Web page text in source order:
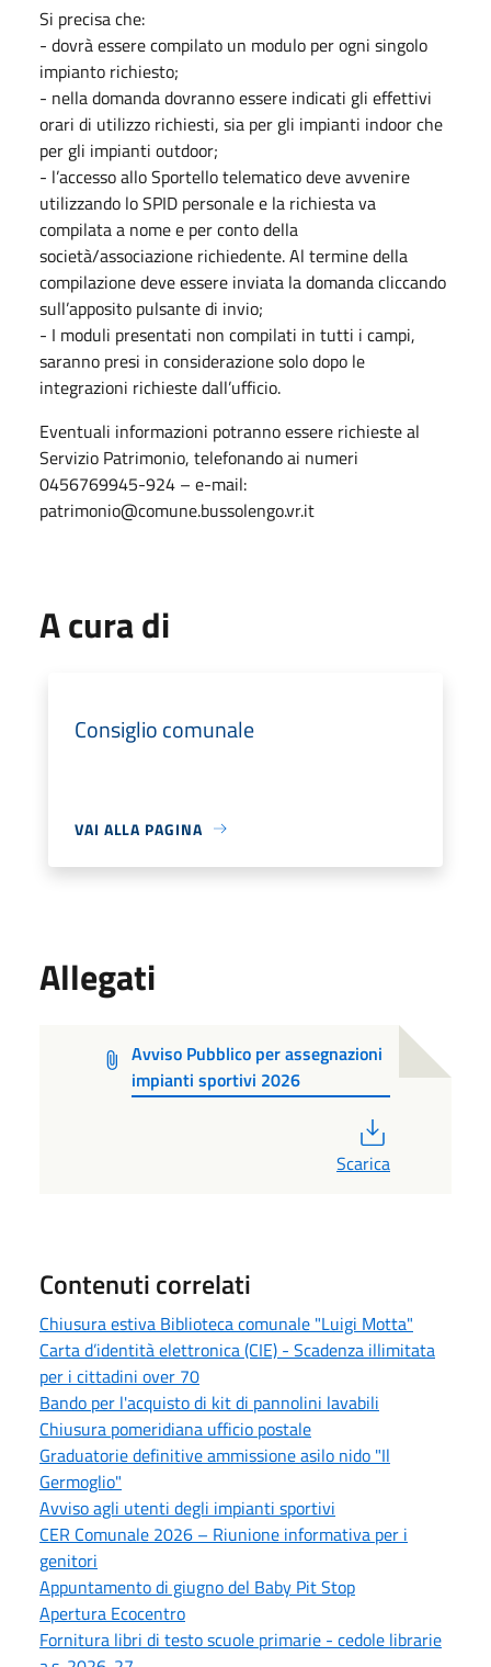
Si precisa che:
- dovrà essere compilato un modulo per ogni singolo
impianto richiesto;
- nella domanda dovranno essere indicati gli effettivi
orari di utilizzo richiesti, sia per gli impianti indoor che
per gli impianti outdoor;
- l’accesso allo Sportello telematico deve avvenire
utilizzando lo SPID personale e la richiesta va
compilata a nome e per conto della
società/associazione richiedente. Al termine della
compilazione deve essere inviata la domanda cliccando
sull’apposito pulsante di invio;
- I moduli presentati non compilati in tutti i campi,
saranno presi in considerazione solo dopo le
integrazioni richieste dall’ufficio.
Eventuali informazioni potranno essere richieste al
Servizio Patrimonio, telefonando ai numeri
0456769945-924 – e-mail:
patrimonio@comune.bussolengo.vr.it
A cura di
Consiglio comunale
VAI ALLA PAGINA
Allegati
Avviso Pubblico per assegnazioni
impianti sportivi 2026
Scarica
Contenuti correlati
Chiusura estiva Biblioteca comunale "Luigi Motta"
Carta d’identità elettronica (CIE) - Scadenza illimitata
per i cittadini over 70
Bando per l'acquisto di kit di pannolini lavabili
Chiusura pomeridiana ufficio postale
Graduatorie definitive ammissione asilo nido "Il
Germoglio"
Avviso agli utenti degli impianti sportivi
CER Comunale 2026 – Riunione informativa per i
genitori
Appuntamento di giugno del Baby Pit Stop
Apertura Ecocentro
Fornitura libri di testo scuole primarie - cedole librarie